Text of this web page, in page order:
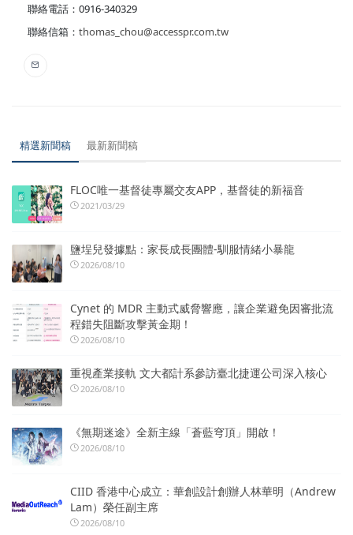
聯絡電話：0916-340329
聯絡信箱： thomas_chou@accesspr.com.tw
精選新聞稿 最新新聞稿
FLOC唯一基督徒專屬交友APP，基督徒的新福音
2021/03/29
鹽埕兒發據點：家長成長團體-馴服情緒小暴龍
2026/08/10
Cynet 的 MDR 主動式威脅響應，讓企業避免因審批流
程錯失阻斷攻擊黃金期！
2026/08/10
重視產業接軌 文大都計系參訪臺北捷運公司深入核心
2026/08/10
《無期迷途》全新主線「蒼藍穹頂」開啟！
2026/08/10
CIID 香港中心成立：華創設計創辦人林華明（Andrew
Lam）榮任副主席
2026/08/10